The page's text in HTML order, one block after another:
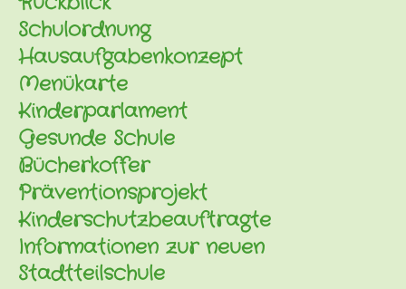
Schulordnung
Hausaufgabenkonzept
Menükarte
Kinderparlament
Gesunde Schule
Bücherkoffer
Präventionsprojekt
Kinderschutzbeauftragte
Informationen zur neuen
Stadtteilschule